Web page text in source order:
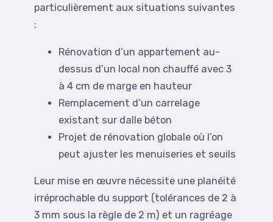
particulièrement aux situations suivantes
:
Rénovation d’un appartement au-
dessus d’un local non chauffé avec 3
à 4 cm de marge en hauteur
Remplacement d’un carrelage
existant sur dalle béton
Projet de rénovation globale où l’on
peut ajuster les menuiseries et seuils
Leur mise en œuvre nécessite une planéité
irréprochable du support (tolérances de 2 à
3 mm sous la règle de 2 m) et un ragréage